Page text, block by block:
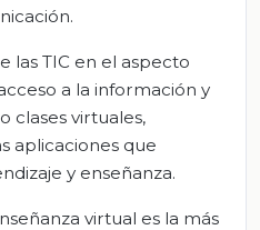
las TIC en el aspecto
a la información y
clases virtuales,
aplicaciones que
y enseñanza.
virtual es la más